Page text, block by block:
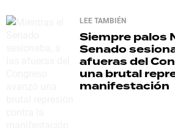
LEE TAMBIÉN
Siempre palos
Senado
afueras del
una brutal
manifestación